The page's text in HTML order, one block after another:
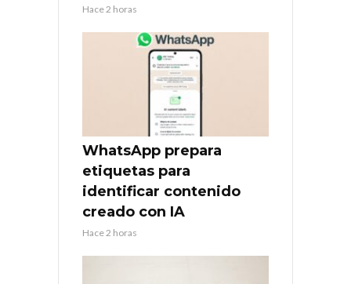
Hace 2 horas
WhatsApp prepara
etiquetas para
identificar contenido
creado con IA
Hace 2 horas